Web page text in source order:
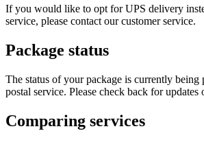
If you would like to opt for UPS delivery
service, please contact our customer service.
Package status
The status of your package is currently being
postal service. Please check back for updates
Comparing services